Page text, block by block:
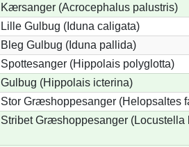
Kærsanger (Acrocephalus palustris)
Lille Gulbug (Iduna caligata)
Bleg Gulbug (Iduna pallida)
Spottesanger (Hippolais polyglotta)
Gulbug (Hippolais icterina)
Stor Græshoppesanger (Helopsaltes
Stribet Græshoppesanger (Locustella